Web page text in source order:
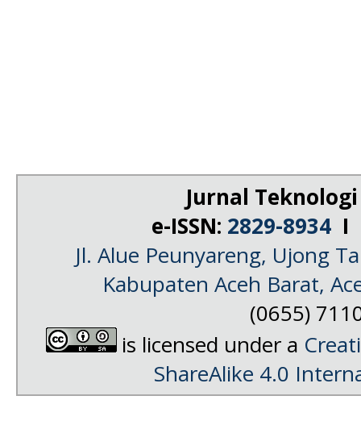
Jurnal
e-ISSN: 2829-8934 I
Jl. Alue Peunyareng, Ujong
Kabupaten Aceh Barat,
(0655)
is licensed under a
ShareAlike 4.0